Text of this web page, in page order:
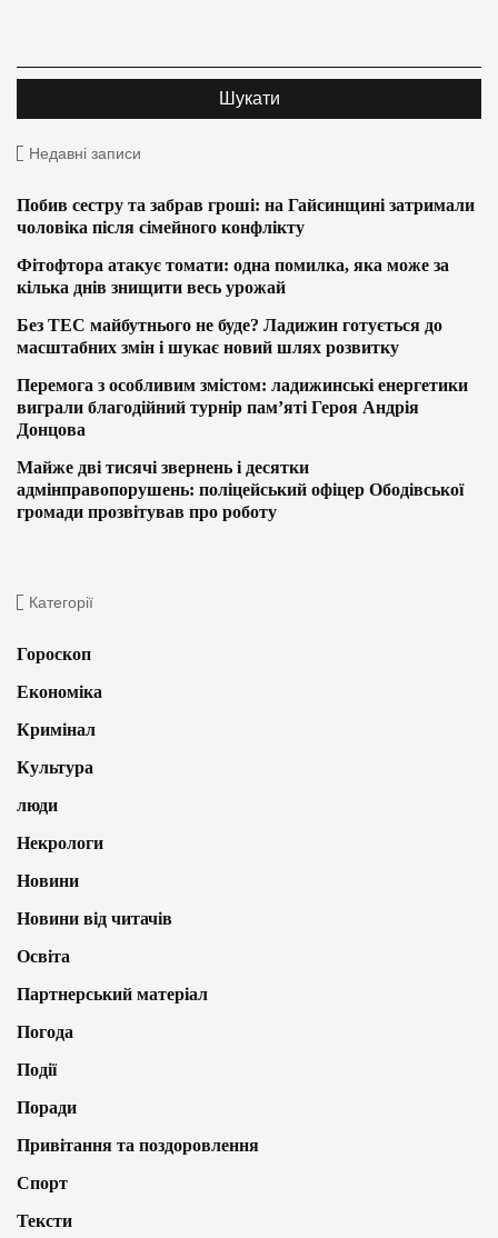
Недавні записи
Побив сестру та забрав гроші: на Гайсинщині затримали
чоловіка після сімейного конфлікту
Фітофтора атакує томати: одна помилка, яка може за
кілька днів знищити весь урожай
Без ТЕС майбутнього не буде? Ладижин готується до
масштабних змін і шукає новий шлях розвитку
Перемога з особливим змістом: ладижинські енергетики
виграли благодійний турнір пам’яті Героя Андрія
Донцова
Майже дві тисячі звернень і десятки
адмінправопорушень: поліцейський офіцер Ободівської
громади прозвітував про роботу
Категорії
Гороскоп
Економіка
Кримінал
Культура
люди
Некрологи
Новини
Новини від читачів
Освіта
Партнерський матеріал
Погода
Події
Поради
Привітання та поздоровлення
Спорт
Тексти